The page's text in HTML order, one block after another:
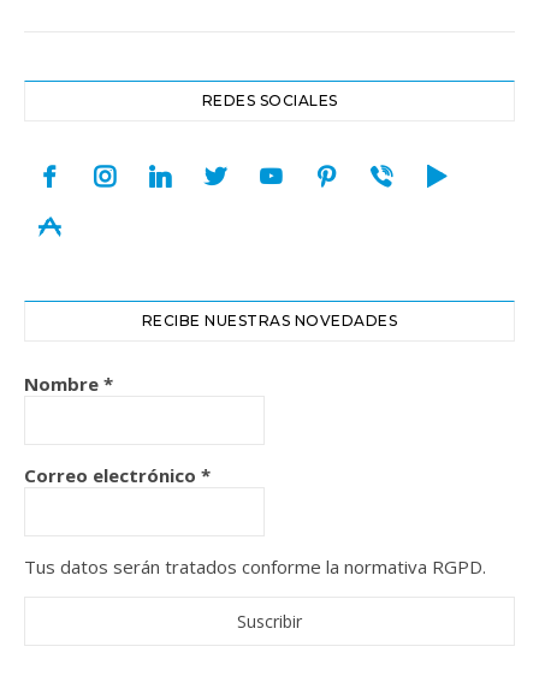
REDES SOCIALES
facebookinstagramlinkedintwitteryoutubepinterest
viber play
appstore
RECIBE NUESTRAS NOVEDADES
Nombre *
Correo electrónico *
Tus datos serán tratados conforme la normativa RGPD.